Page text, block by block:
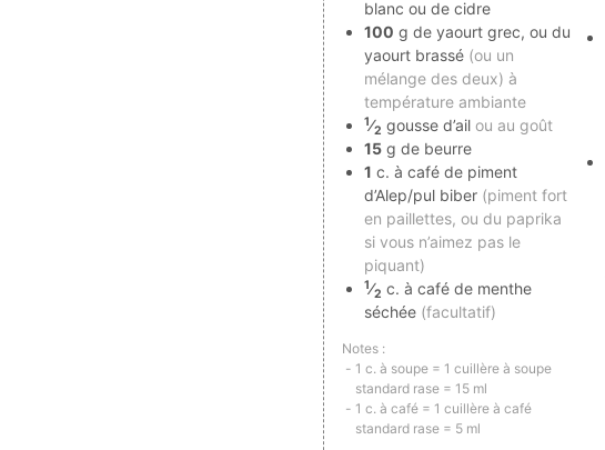
blanc ou de cidre
100 g de yaourt grec, ou du
yaourt brassé (ou un
mélange des deux) à
température ambiante
1⁄2 gousse d’ailou au goût
15 g de beurre
1 c. à café de piment
d’Alep/pul biber (piment fort
en paillettes, ou du paprika
si vous n’aimez pas le
piquant)
1⁄2 c. à café de menthe
séchée (facultatif)
Notes :
1 c. à soupe = 1 cuillère à soupe
standard rase = 15 ml
1 c. à café = 1 cuillère à café
standard rase = 5 ml